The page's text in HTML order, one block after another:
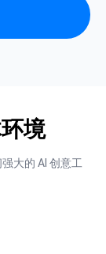
境
大的 AI 创意工